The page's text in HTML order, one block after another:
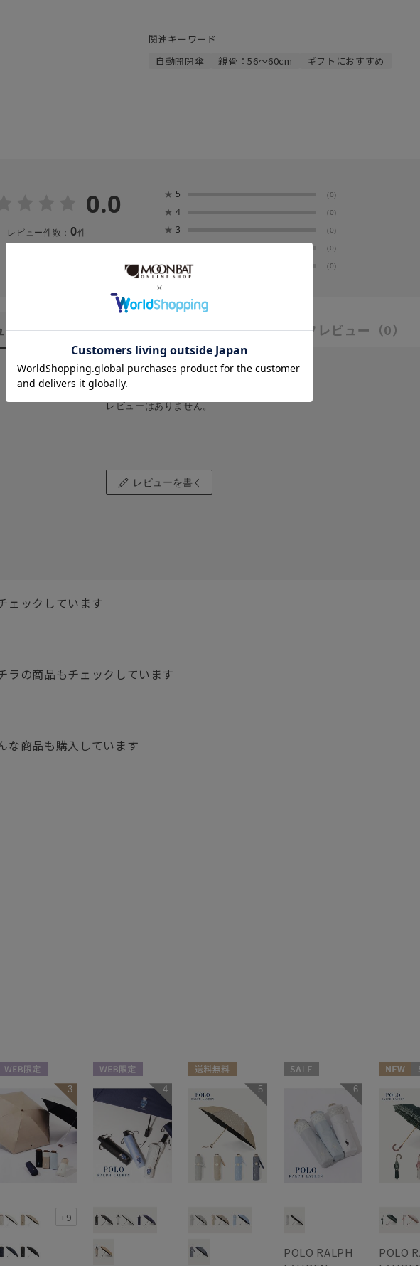
関連キーワード
自動開閉傘
親骨：56～60cm ギフトにおすすめ
0.0
レビュー件数： 0件
★ 5 (0)
★ 4 (0)
★ 3 (0)
(0)
★ 1 (0)
ー（0） スタッフレビュー （0）
レビューはありません。
レビューを書く
ェックしています
ラの商品もチェックしています
な商品も購入しています
フト向け
3
+9
UNISEX
4
ギフト向け
WOMEN
5
WOMEN
6
POLO RALPH
送料無料
ギフト
WOMEN
POLO